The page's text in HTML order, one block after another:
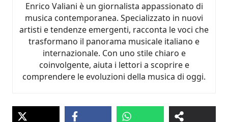
Enrico Valiani è un giornalista appassionato di
musica contemporanea. Specializzato in nuovi
artisti e tendenze emergenti, racconta le voci che
trasformano il panorama musicale italiano e
internazionale. Con uno stile chiaro e
coinvolgente, aiuta i lettori a scoprire e
comprendere le evoluzioni della musica di oggi.